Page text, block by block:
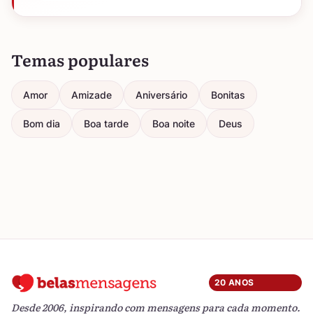
Temas populares
Amor Amizade Aniversário Bonitas
Bom dia Boa tarde Boa noite Deus
20 ANOS
Desde 2006, inspirando com mensagens para cada momento.